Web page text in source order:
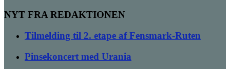
NYT FRA REDAKTIONEN
Tilmelding til 2. etape af Fensmark-Ruten
Pinsekoncert med Urania